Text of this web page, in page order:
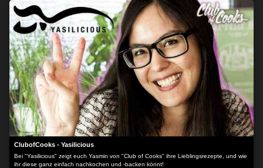
ClubofCooks - Yasilicious
Bei "Yasilicious" zeigt euch Yasmin von "Club of Cooks" ihre Lieblingsrezepte, und wie
ihr diese ganz einfach nachkochen und -backen könnt!